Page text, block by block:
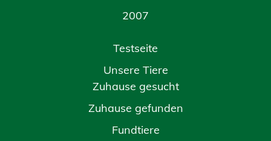
2007
Testseite
Unsere Tiere
Zuhause gesucht
Zuhause gefunden
Fundtiere